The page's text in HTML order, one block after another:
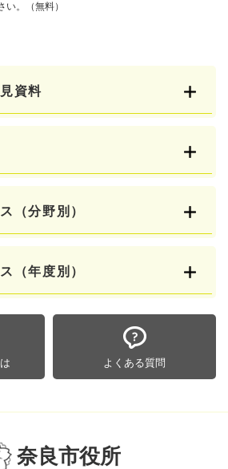
。（無料）
資料
（分野別）
（年度別）
よくある質問
奈良市役所